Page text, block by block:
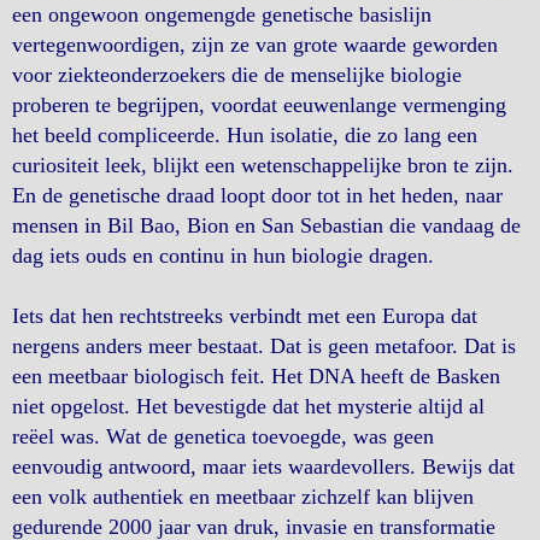
een ongewoon ongemengde genetische basislijn
vertegenwoordigen, zijn ze van grote waarde geworden
voor ziekteonderzoekers die de menselijke biologie
proberen te begrijpen, voordat eeuwenlange vermenging
het beeld compliceerde. Hun isolatie, die zo lang een
curiositeit leek, blijkt een wetenschappelijke bron te zijn.
En de genetische draad loopt door tot in het heden, naar
mensen in Bil Bao, Bion en San Sebastian die vandaag de
dag iets ouds en continu in hun biologie dragen.
Iets dat hen rechtstreeks verbindt met een Europa dat
nergens anders meer bestaat. Dat is geen metafoor. Dat is
een meetbaar biologisch feit. Het DNA heeft de Basken
niet opgelost. Het bevestigde dat het mysterie altijd al
reëel was. Wat de genetica toevoegde, was geen
eenvoudig antwoord, maar iets waardevollers. Bewijs dat
een volk authentiek en meetbaar zichzelf kan blijven
gedurende 2000 jaar van druk, invasie en transformatie